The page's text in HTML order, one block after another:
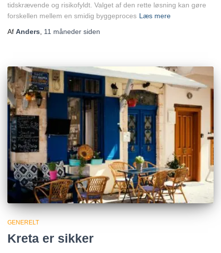
tidskrævende og risikofyldt. Valget af den rette løsning kan gøre
forskellen mellem en smidig byggeproces Læs mere
Af Anders 11 måneder siden
GENERELT
Kreta er sikker